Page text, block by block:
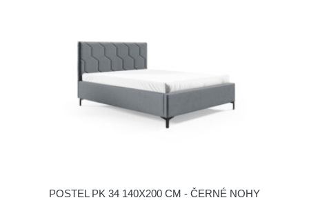
POSTEL PK 34 140X200 CM - ČERNÉ NOHY